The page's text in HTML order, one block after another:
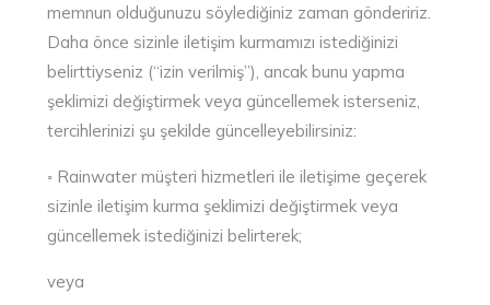
memnun olduğunuzu söylediğiniz zaman göndeririz.
Daha önce sizinle iletişim kurmamızı istediğinizi
belirttiyseniz (“izin verilmiş”), ancak bunu yapma
şeklimizi değiştirmek veya güncellemek isterseniz,
tercihlerinizi şu şekilde güncelleyebilirsiniz:
◦ Rainwater müşteri hizmetleri ile iletişime geçerek
sizinle iletişim kurma şeklimizi değiştirmek veya
güncellemek istediğinizi belirterek;
veya